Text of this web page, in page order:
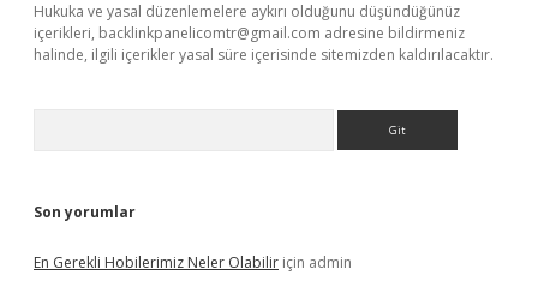
Hukuka ve yasal düzenlemelere aykırı olduğunu düşündüğünüz
içerikleri, backlinkpanelicomtr@gmail.com adresine bildirmeniz
halinde, ilgili içerikler yasal süre içerisinde sitemizden kaldırılacaktır.
Son yorumlar
En Gerekli Hobilerimiz Neler Olabilir için admin